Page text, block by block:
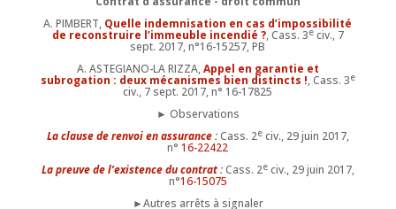
A. PIMBERT, Quelle indemnisation en cas d’impossibilité
de reconstruire l’immeuble incendié ?, Cass. 3eciv., 7
sept. 2017, n°16-15257, PB
A. ASTEGIANO-LA RIZZA,Appel en garantie et
subrogation : deux mécanismes bien distincts !, Cass. 3e
civ., 7 sept. 2017, n° 16-17825
► Observations
La clause de renvoi en assurance:Cass. 2eciv., 29 juin 2017,
n°16-22422
La preuve de l’existence du contrat:Cass. 2eciv., 29 juin 2017,
n°16-15075
►Autres arrêts à signaler